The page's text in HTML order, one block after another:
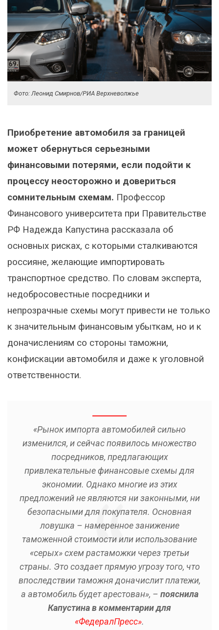
Фото: Леонид Смирнов/РИА Верхневолжье
Приобретение автомобиля за границей
может обернуться серьезными
финансовыми потерями, если подойти к
процессу неосторожно и довериться
сомнительным схемам. Профессор
Финансового университета при Правительстве
РФ Надежда Капустина рассказала об
основных рисках, с которыми сталкиваются
россияне, желающие импортировать
транспортное средство. По словам эксперта,
недобросовестные посредники и
непрозрачные схемы могут привести не только
к значительным финансовым убыткам, но и к
доначислениям со стороны таможни,
конфискации автомобиля и даже к уголовной
ответственности.
«Рынок импорта автомобилей сильно
изменился, и сейчас появилось множество
посредников, предлагающих
привлекательные финансовые схемы для
экономии. Однако многие из этих
предложений не являются ни законными, ни
безопасными для покупателя. Основная
ловушка – намеренное занижение
таможенной стоимости или использование
«серых» схем растаможки через третьи
страны. Это создает прямую угрозу того, что
впоследствии таможня доначислит платежи,
а автомобиль будет арестован», – пояснила
Капустина в комментарии для
«ФедералПресс».